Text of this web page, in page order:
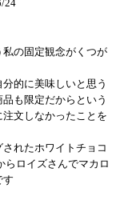
24
の固定観念がくつが
的に美味しいと思う
も限定だからという
文しなかったことを
れたホワイトチョコ
ロイズさんでマカロ
す